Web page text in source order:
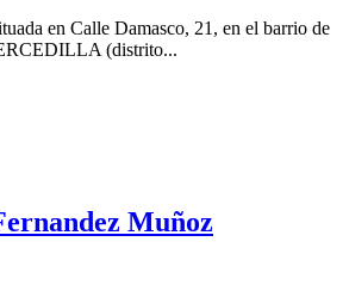
en Calle Damasco, 21, en el barrio de
(distrito...
Muñoz